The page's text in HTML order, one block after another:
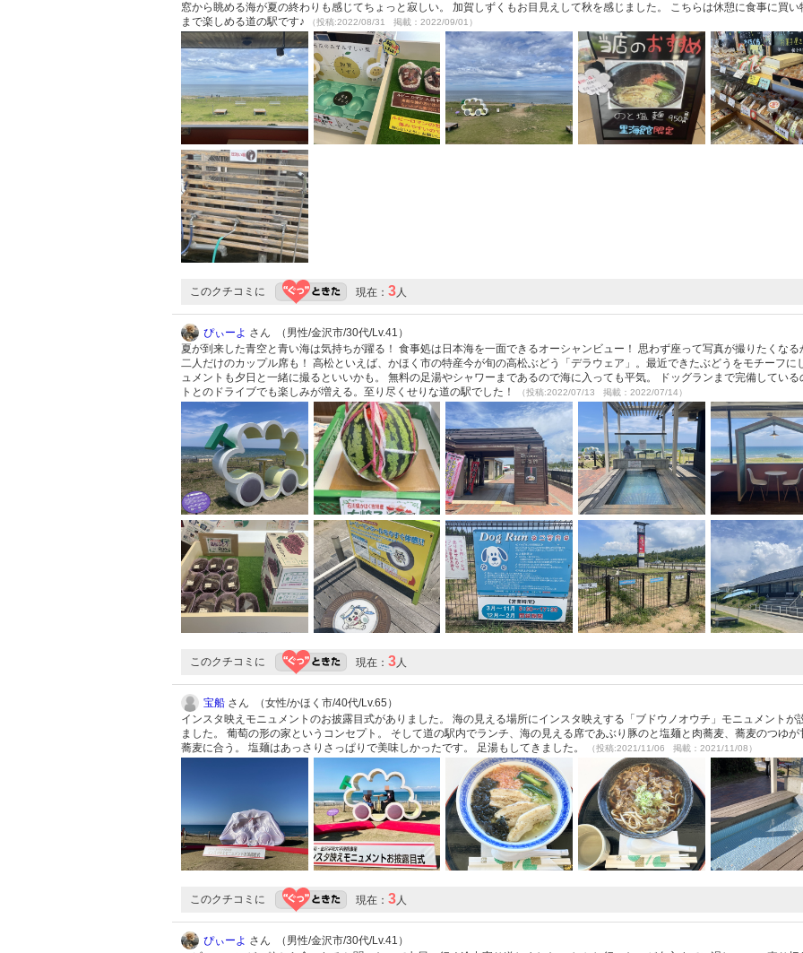
窓から眺める海が夏の終わりも感じてちょっと寂しい。 加賀しずくもお目見えして秋を感じました。 こちらは休憩に食事に買い
まで楽しめる道の駅です♪
（投稿:2022/08/31 掲載：2022/09/01）
このクチコミに 現在： 3人
ぴぃーよ さん （男性/金沢市/30代/Lv.41）
夏が到来した青空と青い海は気持ちが躍る！ 食事処は日本海を一面できるオーシャンビュー！ 思わず座って写真が撮りたくなる
二人だけのカップル席も！ 高松といえば、かほく市の特産今が旬の高松ぶどう「デラウェア」。最近できたぶどうをモチーフに
ュメントも夕日と一緒に撮るといいかも。 無料の足湯やシャワーまであるので海に入っても平気。 ドッグランまで完備している
トとのドライブでも楽しみが増える。至り尽くせりな道の駅でした！
（投稿:2022/07/13 掲載：2022/07/14）
このクチコミに 現在： 3人
宝船 さん （女性/かほく市/40代/Lv.65）
インスタ映えモニュメントのお披露目式がありました。 海の見える場所にインスタ映えする「ブドウノオウチ」モニュメントが
ました。 葡萄の形の家というコンセプト。 そして道の駅内でランチ、海の見える席であぶり豚のと塩麺と肉蕎麦、蕎麦のつゆが
蕎麦に合う。 塩麺はあっさりさっぱりで美味しかったです。 足湯もしてきました。
（投稿:2021/11/06 掲載：2021/11/08）
このクチコミに 現在： 3人
ぴぃーよ さん （男性/金沢市/30代/Lv.41）